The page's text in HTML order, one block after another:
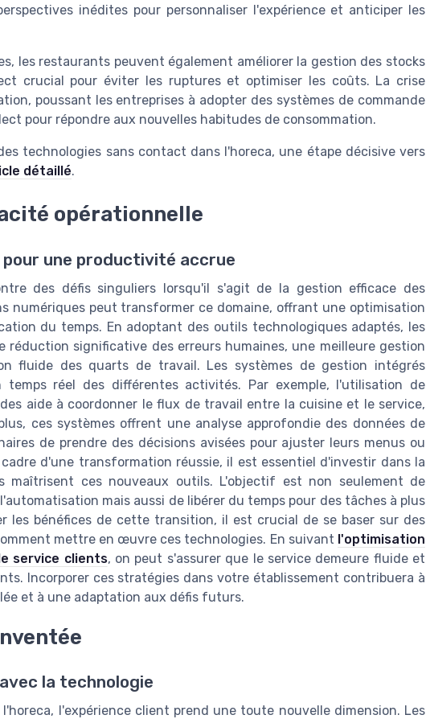
inédites pour personnaliser l'expérience et anticiper les
les restaurants peuvent également améliorer la gestion des stocks
crucial pour éviter les ruptures et optimiser les coûts. La crise
poussant les entreprises à adopter des systèmes de commande
pour répondre aux nouvelles habitudes de consommation.
technologies sans contact dans l'horeca, une étape décisive vers
détaillé.
opérationnelle
une productivité accrue
des défis singuliers lorsqu'il s'agit de la gestion efficace des
numériques peut transformer ce domaine, offrant une optimisation
du temps. En adoptant des outils technologiques adaptés, les
réduction significative des erreurs humaines, une meilleure gestion
fluide des quarts de travail. Les systèmes de gestion intégrés
réel des différentes activités. Par exemple, l'utilisation de
aide à coordonner le flux de travail entre la cuisine et le service,
ces systèmes offrent une analyse approfondie des données de
de prendre des décisions avisées pour ajuster leurs menus ou
d'une transformation réussie, il est essentiel d'investir dans la
maîtrisent ces nouveaux outils. L'objectif est non seulement de
mais aussi de libérer du temps pour des tâches à plus
les bénéfices de cette transition, il est crucial de se baser sur des
mettre en œuvre ces technologies. En suivant l'optimisation
service clients, on peut s'assurer que le service demeure fluide et
Incorporer ces stratégies dans votre établissement contribuera à
et à une adaptation aux défis futurs.
la technologie
l'expérience client prend une toute nouvelle dimension. Les